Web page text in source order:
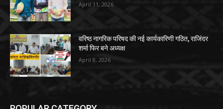
April 11, 2026
वरिष्ठ नागरिक परिषद की नई कार्यकारिणी गठित, राजिंदर
शर्मा फिर बने अध्यक्ष
April 8, 2026